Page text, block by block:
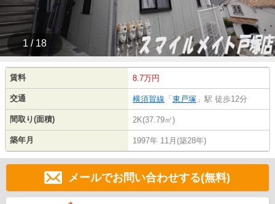
1 / 18
賃料 8.7万円
交通 横須賀線 「 東戸塚 」駅 徒歩12分
間取り(面積) 2K(37.79㎡)
築年月 1997年 11月(築28年)
メールでお問い合わせする(無料)